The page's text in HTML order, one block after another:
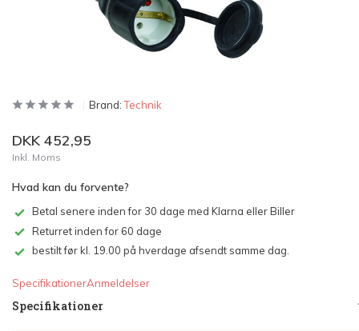
Brand:Technik
DKK 452,95
Inkl. Moms
Hvad kan du forvente?
Betal senere inden for 30 dage med Klarna eller Biller
Returret inden for 60 dage
bestilt før kl. 19.00 på hverdage afsendt samme dag.
SpecifikationerAnmeldelser
Specifikationer